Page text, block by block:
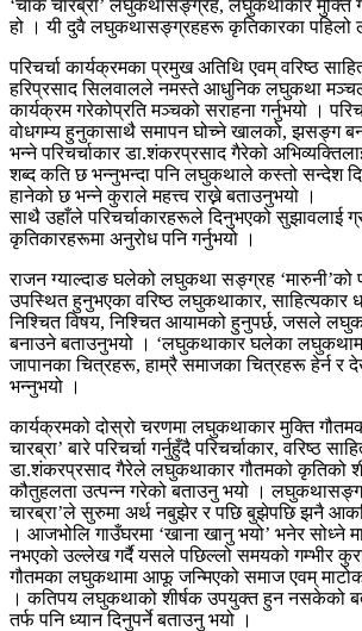
‘चाक चारब्रा’ लघुकथासङ्ग्रह, लघुकथाकार
हो । यी दुवै लघुकथासङ्ग्रहहरू कृतिकारका
परिचर्चा कार्यक्रमका प्रमुख अतिथि एवम् वरिष्ठ
हरिप्रसाद सिलवालले नमस्ते आधुनिक लघुकथा
कार्यक्रम गरेकोप्रति मञ्चको सराहना गर्नुभयो ।
वोधगम्य हुनुकासाथै समापन घोच्ने खालको, झसङ्ग
भन्ने परिचर्चाकार डा.शंकरप्रसाद गैरेको
शब्द कति छ भन्नुभन्दा पनि लघुकथाले कस्तो सन्देश
हानेको छ भन्ने कुराले महत्त्व राख्ने बताउनुभयो ।
साथै उहाँले परिचर्चाकारहरूले दिनुभएको सुझावलाई
कृतिकारहरूमा अनुरोध पनि गर्नुभयो ।
राजन ग्याल्दाङ घलेको लघुकथा सङ्ग्रह ‘मारुनी’को
उपस्थित हुनुभएका वरिष्ठ लघुकथाकार, साहित्यकार
निश्चित विषय, निश्चित आयामको हुनुपर्छ, जसले
बनाउने बताउनुभयो । ‘लघुकथाकार घलेका
जापानका चित्रहरू, हाम्रै समाजका चित्रहरू हेर्न र
भन्नुभयो ।
कार्यक्रमको दोस्रो चरणमा लघुकथाकार मुक्ति
चारब्रा’ बारे परिचर्चा गर्नुहुँदै परिचर्चाकार, वरिष्ठ
डा.शंकरप्रसाद गैरेले लघुकथाकार गौतमको कृतिको
कौतुहलता उत्पन्न गरेको बताउनु भयो ।
चारब्रा’ले सुरुमा अर्थ नबुझेर र पछि बुझेपछि झनै
। आजभोलि गाउँघरमा ‘खाना खानु भयो’ भनेर सोध्ने
नभएको उल्लेख गर्दै यसले पछिल्लो समयको गम्भीर
गौतमका लघुकथामा आफू जन्मिएको समाज एवम्
। कतिपय लघुकथाको शीर्षक उपयुक्त हुन नसकेको
तर्फ पनि ध्यान दिनुपर्ने बताउनु भयो ।